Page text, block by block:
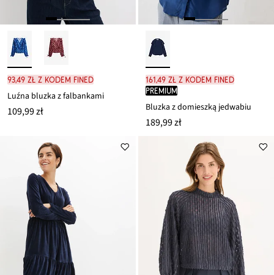
93,49 zł z kodem FINED
Luźna bluzka z falbankami
109,99 zł
161,49 zł z kodem FINED
PREMIUM
Bluzka z domieszką jedwabiu
189,99 zł